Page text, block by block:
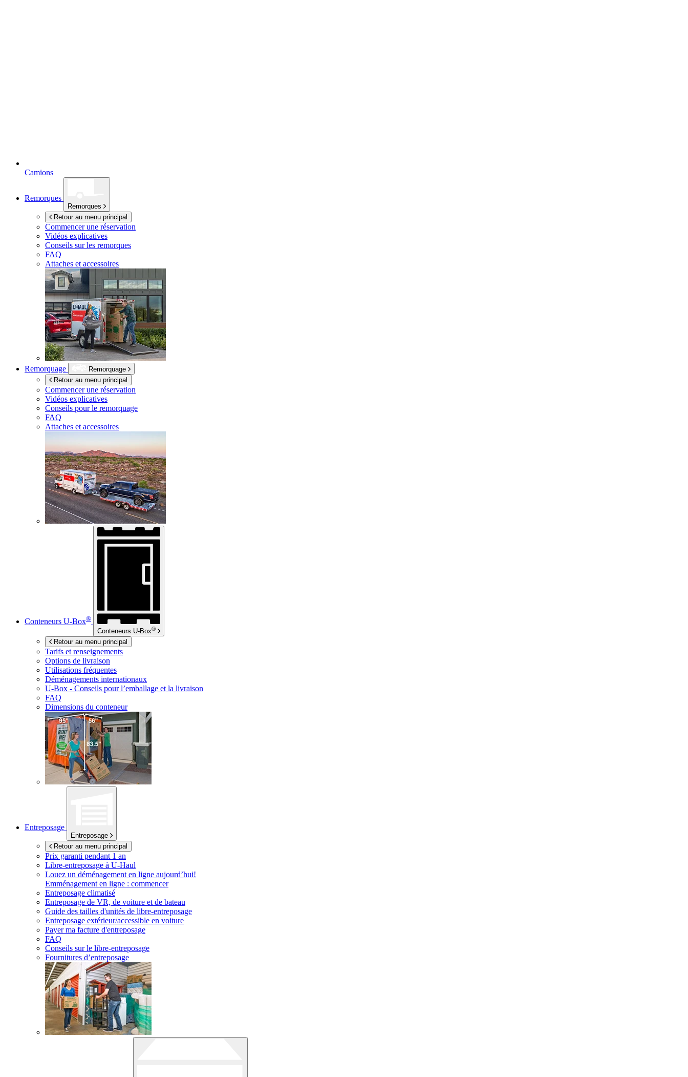
Camions
Remorques
Remorques
Retour au menu principal
Commencer une réservation
Vidéos explicatives
Conseils sur les remorques
FAQ
Attaches et accessoires
Remorquage
Remorquage
Retour au menu principal
Commencer une réservation
Vidéos explicatives
Conseils pour le remorquage
FAQ
Attaches et accessoires
Conteneurs U-Box®
Conteneurs U-Box®
Retour au menu principal
Tarifs et renseignements
Options de livraison
Utilisations fréquentes
Déménagements internationaux
U-Box - Conseils pour l’emballage et la livraison
FAQ
Dimensions du conteneur
Entreposage
Entreposage
Retour au menu principal
Prix garanti pendant 1 an
Libre-entreposage à U-Haul
Louez un déménagement en ligne aujourd’hui!
Emménagement en ligne : commencer
Entreposage climatisé
Entreposage de VR, de voiture et de bateau
Guide des tailles d'unités de libre-entreposage
Entreposage extérieur/accessible en voiture
Payer ma facture d'entreposage
FAQ
Conseils sur le libre-entreposage
Fournitures d’entreposage